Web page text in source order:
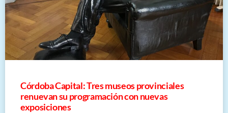
Córdoba Capital: Tres museos provinciales
renuevan su programación con nuevas
exposiciones